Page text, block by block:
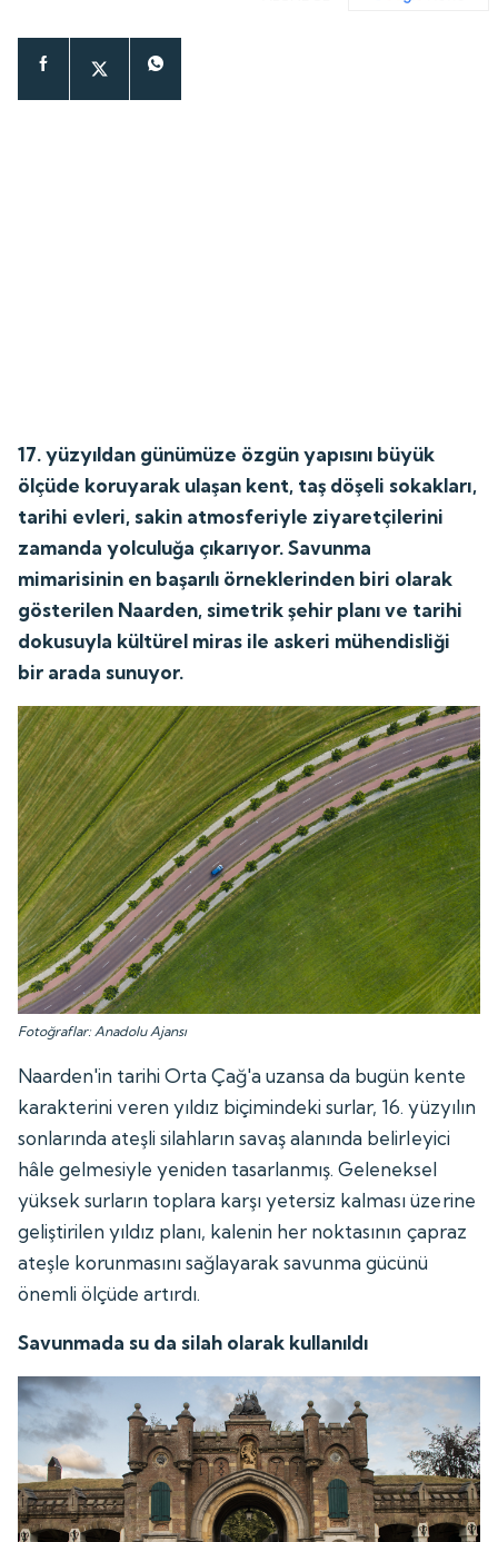
17. yüzyıldan günümüze özgün yapısını büyük
ölçüde koruyarak ulaşan kent, taş döşeli sokakları,
tarihi evleri, sakin atmosferiyle ziyaretçilerini
zamanda yolculuğa çıkarıyor. Savunma
mimarisinin en başarılı örneklerinden biri olarak
gösterilen Naarden, simetrik şehir planı ve tarihi
dokusuyla kültürel miras ile askeri mühendisliği
bir arada sunuyor.
Fotoğraflar: Anadolu Ajansı
Naarden'in tarihi Orta Çağ'a uzansa da bugün kente
karakterini veren yıldız biçimindeki surlar, 16. yüzyılın
sonlarında ateşli silahların savaş alanında belirleyici
hâle gelmesiyle yeniden tasarlanmış. Geleneksel
yüksek surların toplara karşı yetersiz kalması üzerine
geliştirilen yıldız planı, kalenin her noktasının çapraz
ateşle korunmasını sağlayarak savunma gücünü
önemli ölçüde artırdı.
Savunmada su da silah olarak kullanıldı